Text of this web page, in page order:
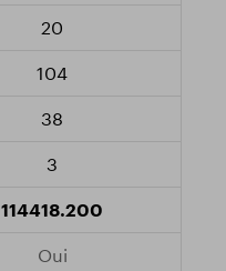
20
104
38
3
114418.200
Oui